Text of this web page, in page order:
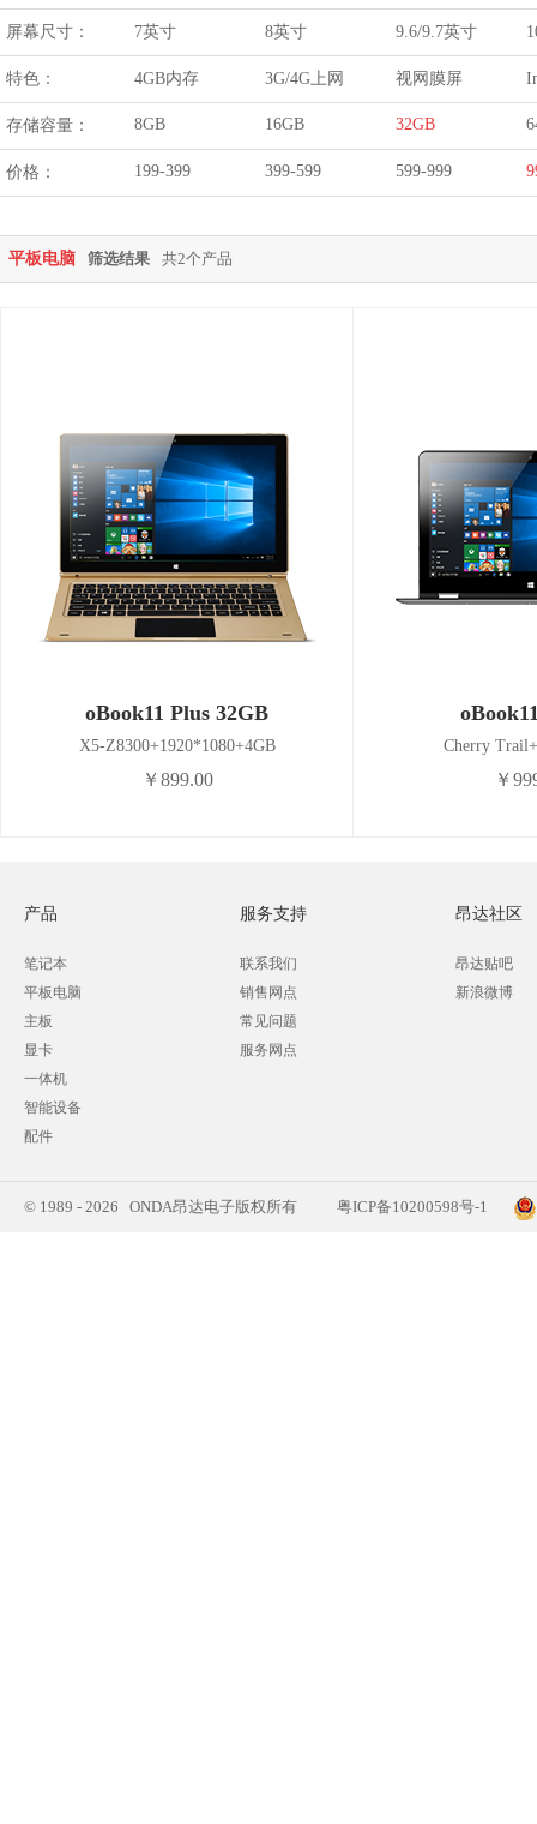
屏幕尺寸： 7英寸 8英寸 9.6/9.7英寸
特色： 4GB内存 3G/4G上网 视网膜屏
存储容量： 8GB 16GB 32GB
价格： 199-399 399-599 599-999
平板电脑 筛选结果 共2个产品
oBook11 Plus 32GB
X5-Z8300+1920*1080+4GB
￥899.00
Cherry
￥
产品
笔记本
平板电脑
主板
显卡
一体机
智能设备
配件
服务支持
联系我们
销售网点
常见问题
服务网点
昂达社区
昂达贴吧
新浪微博
© 1989 - 2026 ONDA昂达电子版权所有 粤ICP备10200598号-1